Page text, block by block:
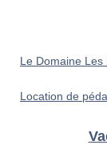
Le Domaine Les
Location de